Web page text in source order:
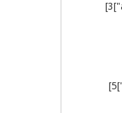
[sup][aname="rpa31de9f565b6f494f98c7eeeb3e04b013"][[/aname][anchor="pa31de9f565b6f494f98c7eeeb3e04b013"]3]
[sup][aname="rpa9a4cdd4692454e698c5067477f8ed0a5"][[/aname][anchor="pa9a4cdd4692454e698c5067477f8ed0a5"]5]